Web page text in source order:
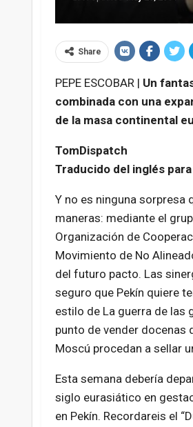
Share
PEPE ESCOBAR | Un
combinada con una
de la masa continental
TomDispatch
Traducido del inglés
Y no es ninguna sorpresa
maneras: mediante el
Organización de
Movimiento de No
del futuro pacto. Las
seguro que Pekín quiere
estilo de La guerra de las
punto de vender docenas
Moscú procedan a sellar
Esta semana debería
siglo eurasiático en
en Pekín. Recordareis el